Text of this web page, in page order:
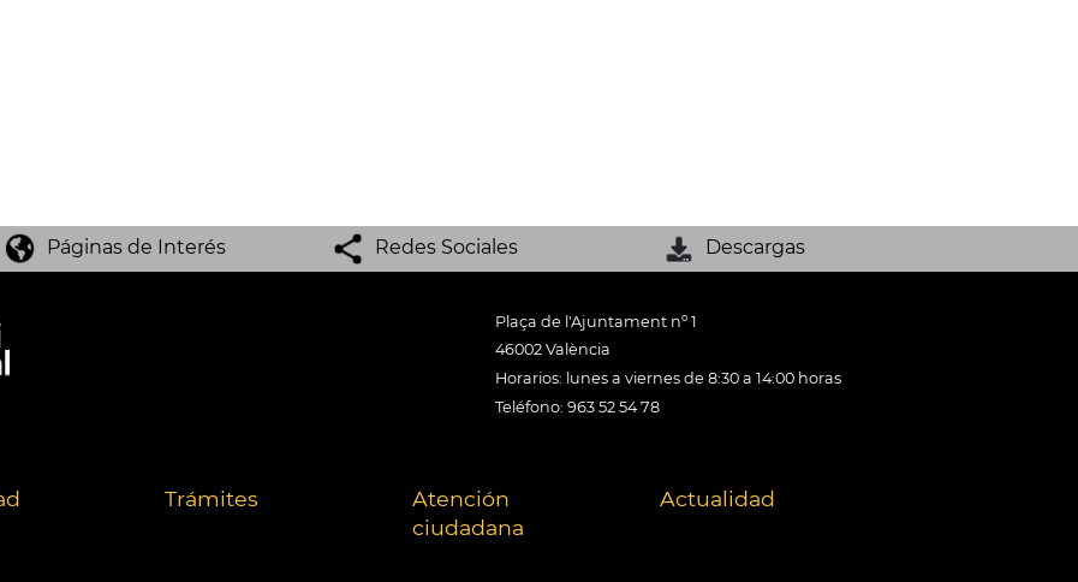
Páginas de Interés Redes Sociales Descargas
Plaça de l'Ajuntament nº 1
46002 València
Horarios: lunes a viernes de 8:30 a 14:00 horas
Teléfono: 963 52 54 78
Trámites
Atención
ciudadana
Actualidad